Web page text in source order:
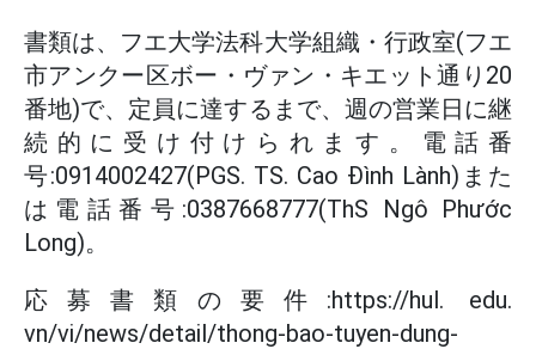
書類は、フエ大学法科大学組織・行政室(フエ
市アンクー区ボー・ヴァン・キエット通り20
番地)で、定員に達するまで、週の営業日に継
続的に受け付けられます。電話番
号:0914002427(PGS. TS. Cao Đình Lành)また
は電話番号:0387668777(ThS Ngô Phước
Long)。
応募書類の要件:https://hul. edu.
vn/vi/news/detail/thong-bao-tuyen-dung-